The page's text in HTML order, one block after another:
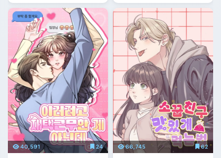
40,591 24 66,745 62